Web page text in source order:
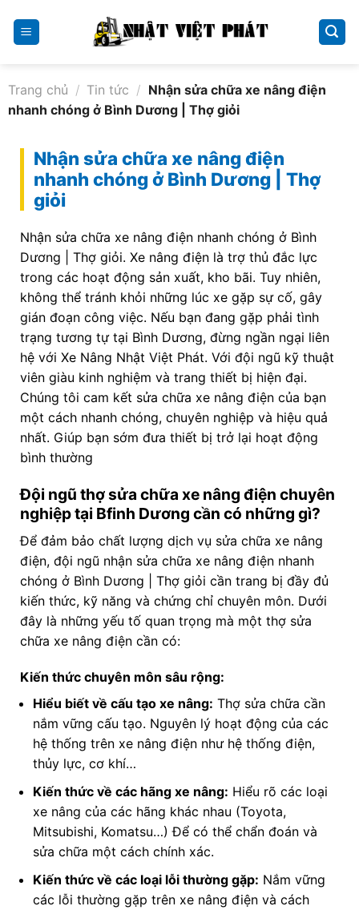
content
Trang chủ / Tin tức / Nhận sửa chữa xe nâng điện
nhanh chóng ở Bình Dương | Thợ giỏi
Nhận sửa chữa xe nâng điện
nhanh chóng ở Bình Dương | Thợ
giỏi
Nhận sửa chữa xe nâng điện nhanh chóng ở Bình
Dương | Thợ giỏi. Xe nâng điện là trợ thủ đắc lực
trong các hoạt động sản xuất, kho bãi. Tuy nhiên,
không thể tránh khỏi những lúc xe gặp sự cố, gây
gián đoạn công việc. Nếu bạn đang gặp phải tình
trạng tương tự tại Bình Dương, đừng ngần ngại liên
hệ với Xe Nâng Nhật Việt Phát. Với đội ngũ kỹ thuật
viên giàu kinh nghiệm và trang thiết bị hiện đại.
Chúng tôi cam kết sửa chữa xe nâng điện của bạn
một cách nhanh chóng, chuyên nghiệp và hiệu quả
nhất. Giúp bạn sớm đưa thiết bị trở lại hoạt động
bình thường
Đội ngũ thợ sửa chữa xe nâng điện chuyên
nghiệp tại Bfinh Dương cần có những gì?
Để đảm bảo chất lượng dịch vụ sửa chữa xe nâng
điện, đội ngũ nhận sửa chữa xe nâng điện nhanh
chóng ở Bình Dương | Thợ giỏi cần trang bị đầy đủ
kiến thức, kỹ năng và chứng chỉ chuyên môn. Dưới
đây là những yếu tố quan trọng mà một thợ sửa
chữa xe nâng điện cần có:
Kiến thức chuyên môn sâu rộng:
Hiểu biết về cấu tạo xe nâng: Thợ sửa chữa cần
nắm vững cấu tạo. Nguyên lý hoạt động của các
hệ thống trên xe nâng điện như hệ thống điện,
thủy lực, cơ khí…
Kiến thức về các hãng xe nâng: Hiểu rõ các loại
xe nâng của các hãng khác nhau (Toyota,
Mitsubishi, Komatsu…) Để có thể chẩn đoán và
sửa chữa một cách chính xác.
Kiến thức về các loại lỗi thường gặp: Nắm vững
các lỗi thường gặp trên xe nâng điện và cách